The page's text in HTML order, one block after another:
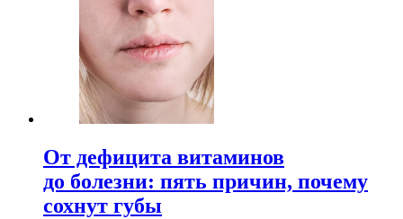
От дефицита витаминов
до болезни: пять причин, почему
сохнут губы